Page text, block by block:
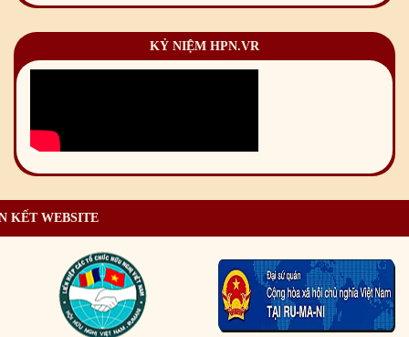
KỶ NIỆM HPN.VR
KẾT WEBSITE